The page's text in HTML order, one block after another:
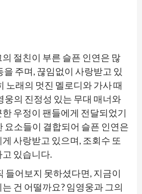
절친이 부른 슬픈 인연은 많
을 주며, 끊임없이 사랑받고 있
노래의 멋진 멜로디와 가사 때
웅의 진정성 있는 무대 매너와
우정이 팬들에게 전달되었기
요소들이 결합되어 슬픈 인연은
사랑받고 있으며, 조회수 또
있습니다.
들어보지 못하셨다면, 지금이
건 어떨까요? 임영웅과 그의